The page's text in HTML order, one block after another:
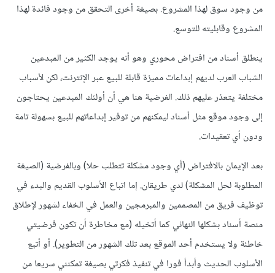
من وجود سوق لهذا المشروع. بصيغة أخرى التحقق من وجود فائدة لهذا
المشروع وقابليته للتوسع.
ينطلق أسناد من افتراض محوري وهو أنه يوجد الكثير من المبدعين
الشباب العرب لديهم إبداعات مميزة قابلة للبيع عبر الإنترنت، لكن لأسباب
مختلفة يتعذر عليهم ذلك. الفرضية هنا هي أن أولئك المبدعين يحتاجون
إلى وجود موقع مثل أسناد ليمكنهم من توفير إبداعاتهم للبيع بسهولة تامة
ودون أي تعقيدات.
بعد الإيمان بالافتراض (أي وجود مشكلة تتطلب حلا) وبالفرضية (الصيغة
المطلوبة لحل المشكلة) لدي طريقان. إما اتباع الأسلوب القديم والبدء في
توظيف فريق من المصممين والمبرمجين والعمل في الخفاء لشهور لإطلاق
منصة أسناد بشكلها النهائي كما أتخيله (مع مخاطرة أن تكون فرضيتي
خاطئة ولا يستخدم أحد الموقع بعد تلك الشهور من التطوير). أو أتبع
الأسلوب الحديث وأبدأ فورا في تنفيذ فكرتي بصيغة تمكنني سريعا من